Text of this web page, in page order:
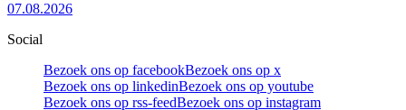
07.08.2026
Social
Bezoek ons op facebookBezoek ons op x
Bezoek ons op linkedinBezoek ons op youtube
Bezoek ons op rss-feedBezoek ons op instagram